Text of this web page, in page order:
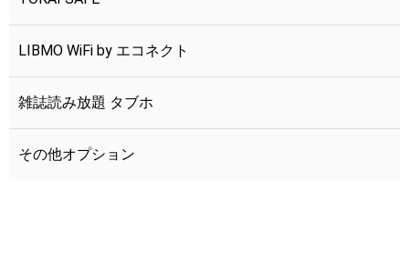
LIBMO WiFi by エコネクト
雑誌読み放題 タブホ
その他オプション